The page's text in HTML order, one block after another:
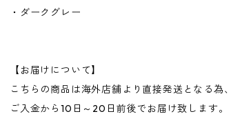
・ダークグレー
【お届けについて】
こちらの商品は海外店舗より直接発送となる為、
ご入金から10日～20日前後でお届け致します。